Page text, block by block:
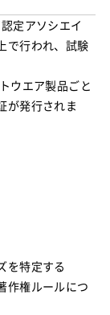
定アソシエイ
で行われ、試験
ウエア製品ごと
が発行されま
を特定する
作権ルールにつ